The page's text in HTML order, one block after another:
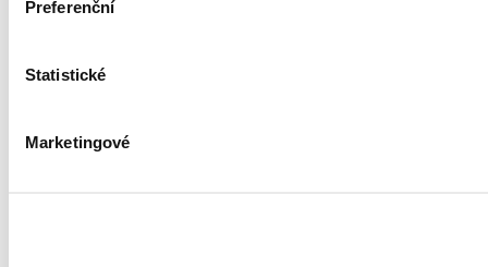
Preferenční
Statistické
Marketingové